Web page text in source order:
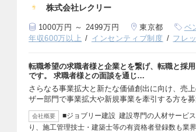
株式会社レクリー
1000万円 ～ 2499万円 東京都 ベ
年収600万以上
インセンティブ制度 フレ
転職希望の求職者様と企業とを繋げ、転職と採
です。 求職者様との面談を通じ…
さらなる事業拡大と新たな価値創出に向け、売
ザー部門で事業拡大や新規事業を牽引する方を
会社概要
■ジョブリー建設 建設専門の人材サービ
り、施工管理技士・建築士等の有資格者登録数も業